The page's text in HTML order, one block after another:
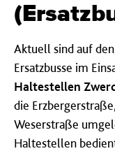
Aktuell sind auf
Ersatzbusse im
Haltestellen
die
Weserstraße
Haltestellen